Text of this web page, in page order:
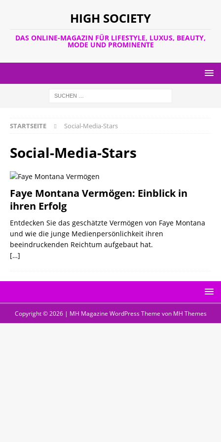
HIGH SOCIETY
DAS ONLINE-MAGAZIN FÜR LIFESTYLE, LUXUS, BEAUTY,
MODE UND PROMINENTE
STARTSEITE Social-Media-Stars
Social-Media-Stars
Faye Montana Vermögen: Einblick in
ihren Erfolg
Entdecken Sie das geschätzte Vermögen von Faye Montana
und wie die junge Medienpersönlichkeit ihren
beeindruckenden Reichtum aufgebaut hat.
[…]
Copyright © 2026 | MH Magazine WordPress Theme von MH Themes